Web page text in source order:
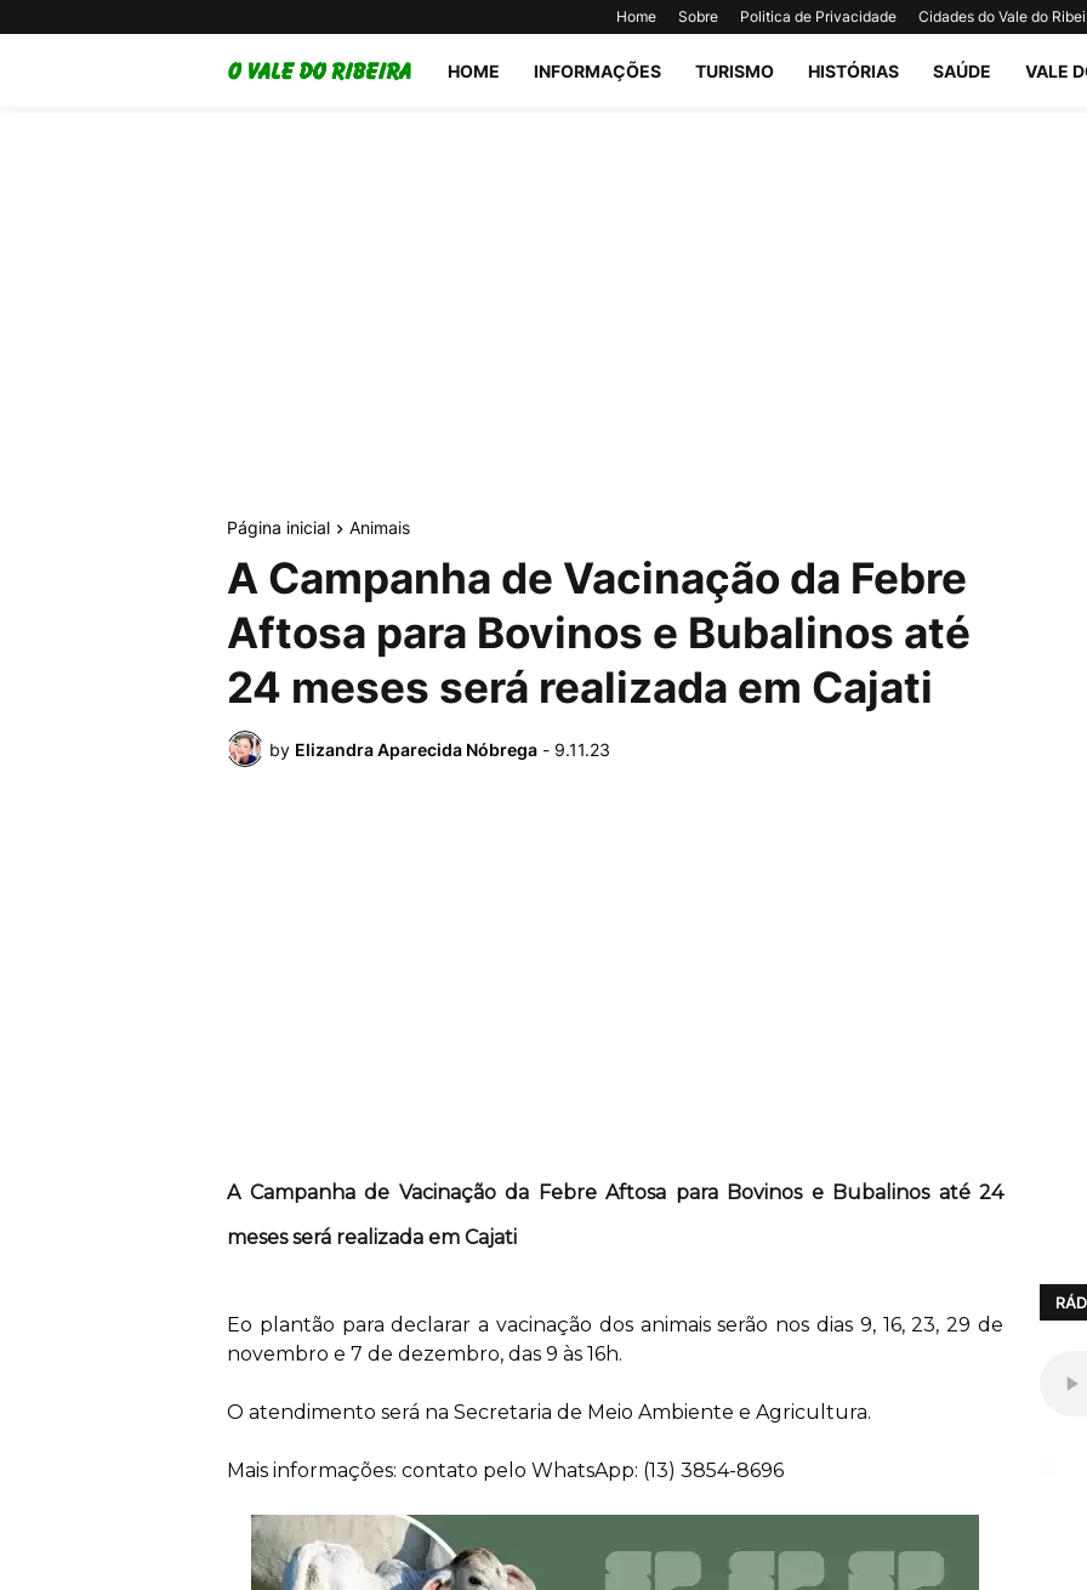
Home Sobre Politica de Privacidade Cidades do Vale do
HOME INFORMAÇÕES TURISMO HISTÓRIAS SAÚDE VALE
Página inicial Animais
A Campanha de Vacinação da Febre
Aftosa para Bovinos e Bubalinos até
24 meses será realizada em Cajati
by Elizandra Aparecida Nóbrega - 9.11.23
A Campanha de Vacinação da Febre Aftosa para Bovinos e Bubalinos até 24
meses será realizada em Cajati
Eo plantão para declarar a vacinação dos animais serão nos dias 9, 16, 23, 29 de
novembro e 7 de dezembro, das 9 às 16h.
O atendimento será na Secretaria de Meio Ambiente e Agricultura.
Mais informações: contato pelo WhatsApp: (13) 3854-8696